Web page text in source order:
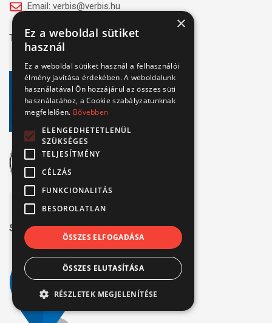
Email: verbis@verbis.hu
Tanúsítványaink
Széchenyi 2020
×
Ez a weboldal sütiket
használ
Ez a weboldal sütiket használ a felhasználói
élmény javítása érdekében. A weboldalunk
használatával Ön hozzájárul az összes süti
használatához, a Cookie szabályzatunknak
megfelelően. Bővebben
ELENGEDHETETLENÜL
SZÜKSÉGES
TELJESÍTMÉNY
CÉLZÁS
FUNKCIONALITÁS
BESOROLATLAN
ÖSSZES ELFOGADÁSA
ÖSSZES ELUTASÍTÁSA
RÉSZLETEK MEGJELENÍTÉSE